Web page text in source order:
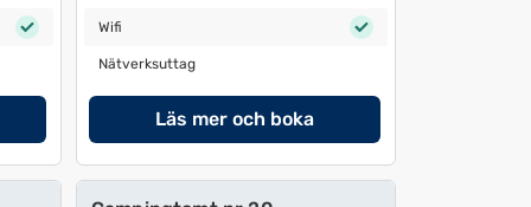
WifiWifi
Nätverksuttag
Nätverksuttag
Läs mer och boka